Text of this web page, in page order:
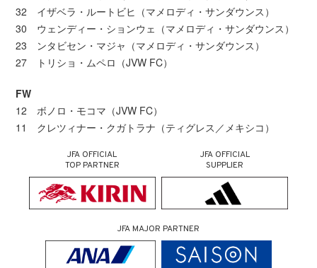
32 イザベラ・ルートビヒ（マメロディ・サンダウンス）
30 ウェンディー・ションウェ（マメロディ・サンダウンス）
23 ンタビセン・マジャ（マメロディ・サンダウンス）
27 トリショ・ムペロ（JVW FC）
FW
12 ボノロ・モコマ（JVW FC）
11 クレツィナー・クガトラナ（ティグレス／メキシコ）
JFA OFFICIAL
TOP PARTNER
JFA OFFICIAL
SUPPLIER
JFA MAJOR PARTNER